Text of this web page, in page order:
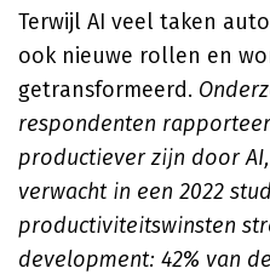
Terwijl AI veel taken
ook nieuwe rollen en
getransformeerd.
respondenten
productiever zijn door
verwacht in een 2022
productiviteitswinsten
development: 42% van